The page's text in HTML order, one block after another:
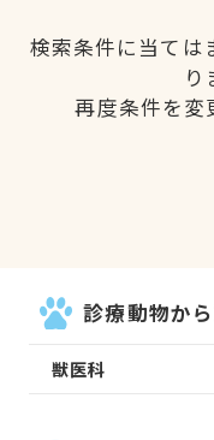
検索条件に当ては
り
再度条件を変
診療動物か
獣医科